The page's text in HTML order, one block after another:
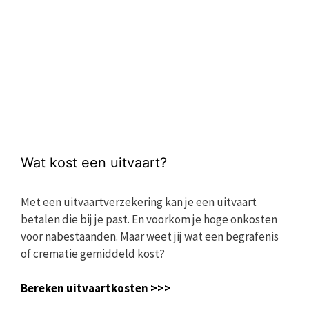
Wat kost een uitvaart?
Met een uitvaartverzekering kan je een uitvaart
betalen die bij je past. En voorkom je hoge onkosten
voor nabestaanden. Maar weet jij wat een begrafenis
of crematie gemiddeld kost?
Bereken uitvaartkosten >>>